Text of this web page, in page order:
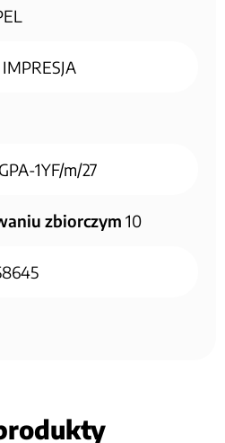
IMPRESJA
GPA-1YF/m/27
zbiorczym 10